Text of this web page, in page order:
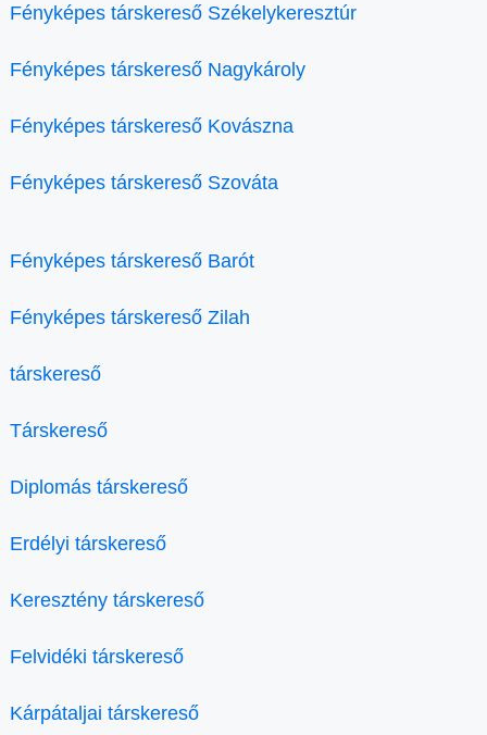
Fényképes társkereső Székelykeresztúr
Fényképes társkereső Nagykároly
Fényképes társkereső Kovászna
Fényképes társkereső Szováta
Fényképes társkereső Barót
Fényképes társkereső Zilah
társkereső
Társkereső
Diplomás társkereső
Erdélyi társkereső
Keresztény társkereső
Felvidéki társkereső
Kárpátaljai társkereső